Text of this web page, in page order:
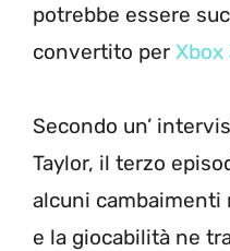
potrebbe essere
convertito per Xbox
Secondo un’
Taylor, il terzo
alcuni cambaimenti
e la giocabilità ne